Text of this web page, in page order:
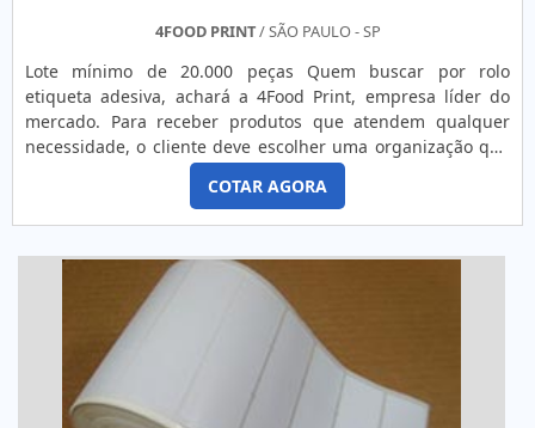
4FOOD PRINT/ SÃO PAULO - SP
Lote mínimo de 20.000 peças Quem buscar por rolo
etiqueta adesiva, achará a 4Food Print, empresa líder do
mercado. Para receber produtos que atendem qualquer
necessidade, o cliente deve escolher uma organização que
se destaque por um bom suporte pré-venda e tenha ampla
experiência no ramo.Quando a questão é rolo etiqueta
adesiva, na 4Food Print o cliente obterá proteção e
INTERESSANTES...
COTAR AGORA